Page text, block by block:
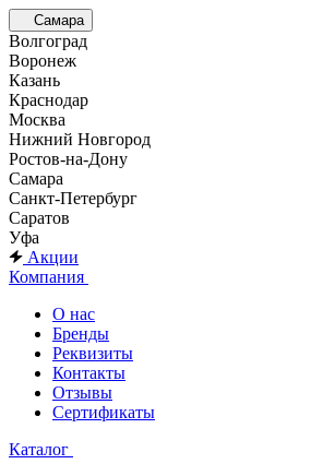
Самара
Волгоград
Воронеж
Казань
Краснодар
Москва
Нижний Новгород
Ростов-на-Дону
Самара
Санкт-Петербург
Саратов
Уфа
Акции
Компания
О нас
Бренды
Реквизиты
Контакты
Отзывы
Сертификаты
Каталог